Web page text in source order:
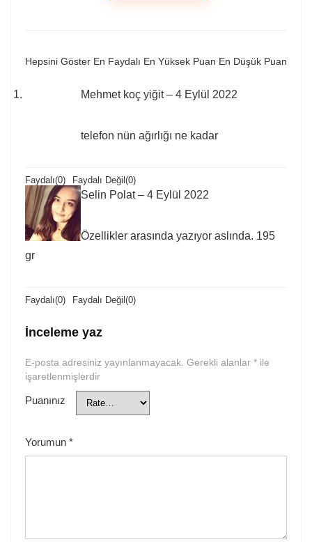
Hepsini Göster En Faydalı En Yüksek Puan En Düşük Puan
Mehmet koç yiğit– 4 Eylül 2022
telefon nün ağırlığı ne kadar
Faydalı(0) Faydalı Değil (0)
Selin Polat– 4 Eylül 2022
Özellikler arasında yazıyor aslında. 195
gr
Faydalı(0) Faydalı Değil (0)
İnceleme yaz
E-posta adresiniz yayınlanmayacak. Gerekli alanlar * ile
işaretlenmişlerdir
Puanınız
Yorumun *